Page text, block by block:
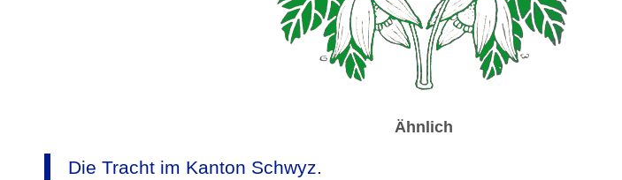
Ähnlich
Die Tracht im Kanton Schwyz.